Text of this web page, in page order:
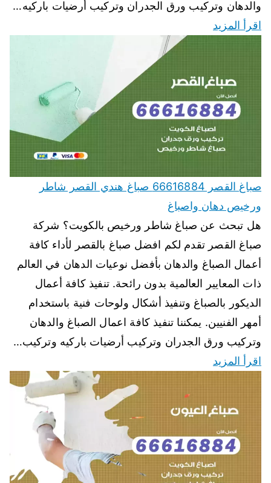
والدهان وتركيب ورق الجدران وتركيب أرضيات باركيه…
اقرأ المزيد
صباغ القصر 66616884 صباغ هندي القصر شاطر
ورخيص دهان واصباغ
هل تبحث عن صباغ شاطر ورخيص بالكويت؟ شركة
صباغ القصر تقدم لكم افضل صباغ بالقصر لأداء كافة
أعمال الصباغ والدهان بأفضل نوعيات الدهان في العالم
ذات المعايير العالمية بدون رائحة. تنفيذ كافة أعمال
الديكور بالصباغ وتنفيذ أشكال ولوحات فنية باستخدام
أمهر الفنيين. يمكننا تنفيذ كافة اعمال الصباغ والدهان
وتركيب ورق الجدران وتركيب أرضيات باركيه وتركيب…
اقرأ المزيد